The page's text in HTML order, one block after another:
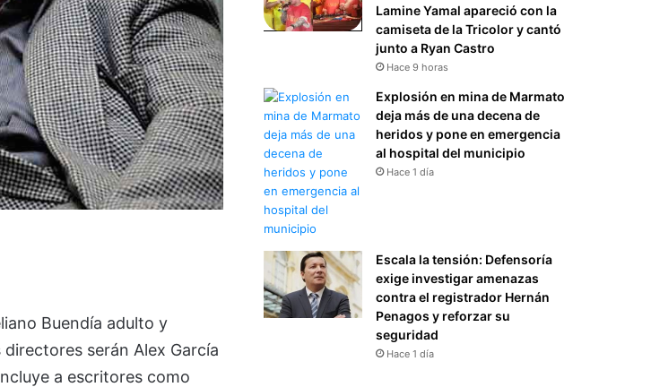
Buendía adulto y
serán Alex García
a escritores como
Lamine Yamal apareció con la
camiseta de la Tricolor y cantó
junto a Ryan Castro
Hace 9 horas
Explosión en mina de Marmato
deja más de una decena de
heridos y pone en emergencia
al hospital del municipio
Hace 1 día
Escala la tensión: Defensoría
exige investigar amenazas
contra el registrador Hernán
Penagos y reforzar su
seguridad
Hace 1 día